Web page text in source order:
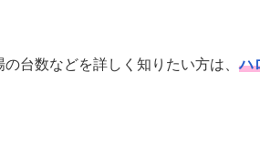
台数などを詳しく知りたい方は、ハ